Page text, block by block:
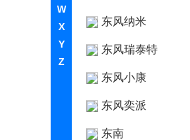
W
X
Y
Z
东风纳米
东风瑞泰特
东风小康
东风奕派
东南